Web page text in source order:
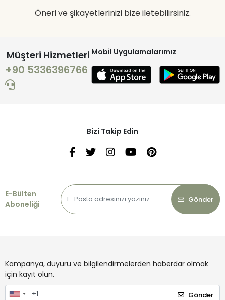
Öneri ve şikayetlerinizi bize iletebilirsiniz.
Müşteri Hizmetleri
+90 5336396766
Mobil Uygulamalarımız
Bizi Takip Edin
E-Bülten
Aboneliği
Gönder
Kampanya, duyuru ve bilgilendirmelerden haberdar olmak
için kayıt olun.
Gönder